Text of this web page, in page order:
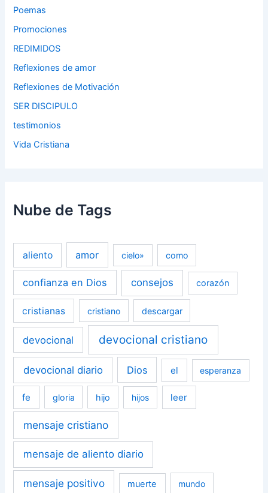
Poemas
Promociones
REDIMIDOS
Reflexiones de amor
Reflexiones de Motivación
SER DISCIPULO
testimonios
Vida Cristiana
Nube de Tags
aliento amor cielo» como
confianza en Dios consejos corazón
cristianas cristiano descargar
devocional devocional cristiano
devocional diario Dios el esperanza
fe gloria hijo hijos leer
mensaje cristiano
mensaje de aliento diario
mensaje positivo muerte mundo